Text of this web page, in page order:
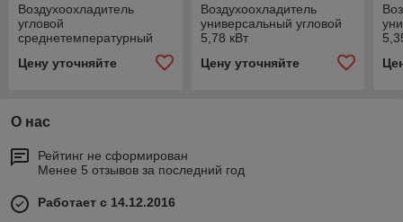
Воздухоохладитель
угловой
среднетемпературный
Цену уточняйте
Воздухоохладитель
универсальный угловой
5,78 кВт
Цену уточняйте
О нас
Рейтинг не сформирован
Менее 5 отзывов за последний год
Работает с 14.12.2016